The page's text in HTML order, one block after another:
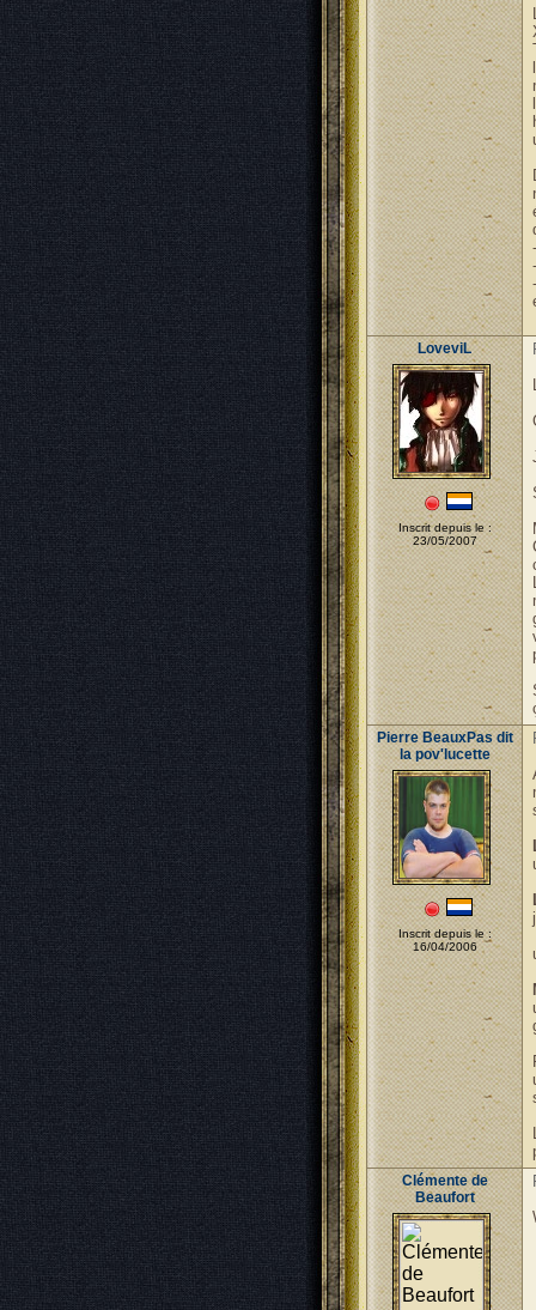
LoveviL
Inscrit depuis le :
23/05/2007
Pierre BeauxPas dit
la pov'lucette
Inscrit depuis le :
16/04/2006
Clémente de
Beaufort